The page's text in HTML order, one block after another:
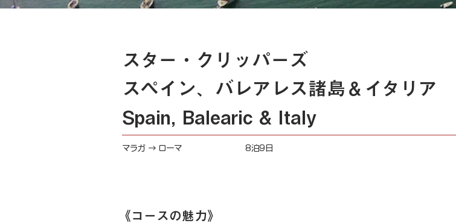
《​コースの魅力》
スター・クリッパーズ
Spain, Balearic & Italy
スペイン、バレアレス諸島＆イタリア
マラガ → ローマ 8泊9日